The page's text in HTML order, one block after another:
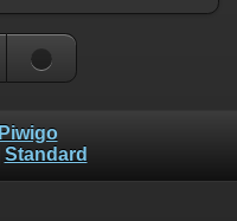
Piwigo
Standard